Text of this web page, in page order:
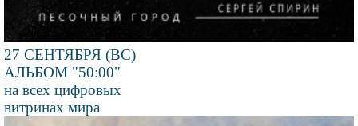
27 СЕНТЯБРЯ (ВС)
АЛЬБОМ "50:00"
на всех цифровых
витринах мира